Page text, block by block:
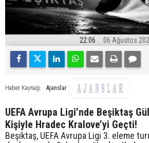
22:06 06 Ağustos
Haber Kaynağı Ajanslar
UEFA Avrupa Ligi’nde Beşiktaş
Kişiyle Hradec Kralove’yi Geçti!
Beşiktaş, UEFA Avrupa Ligi 3. eleme